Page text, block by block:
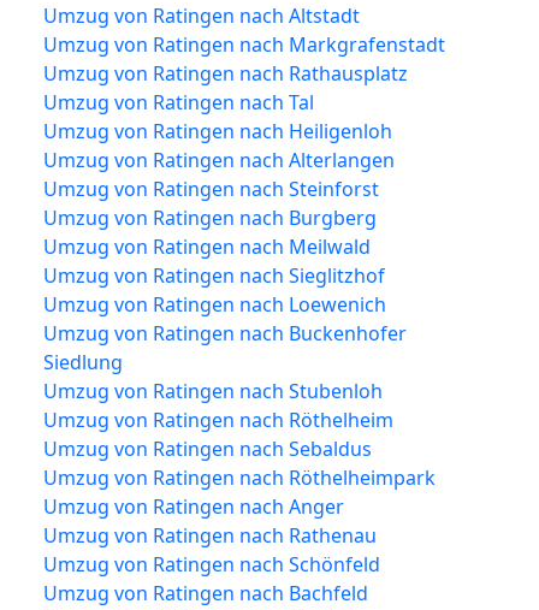
Umzug von Ratingen nach Altstadt
Umzug von Ratingen nach Markgrafenstadt
Umzug von Ratingen nach Rathausplatz
Umzug von Ratingen nach Tal
Umzug von Ratingen nach Heiligenloh
Umzug von Ratingen nach Alterlangen
Umzug von Ratingen nach Steinforst
Umzug von Ratingen nach Burgberg
Umzug von Ratingen nach Meilwald
Umzug von Ratingen nach Sieglitzhof
Umzug von Ratingen nach Loewenich
Umzug von Ratingen nach Buckenhofer
Siedlung
Umzug von Ratingen nach Stubenloh
Umzug von Ratingen nach Röthelheim
Umzug von Ratingen nach Sebaldus
Umzug von Ratingen nach Röthelheimpark
Umzug von Ratingen nach Anger
Umzug von Ratingen nach Rathenau
Umzug von Ratingen nach Schönfeld
Umzug von Ratingen nach Bachfeld